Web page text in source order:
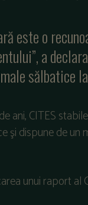
este o
a
sălbatice
ani, CITES
şi dispune de
unui raport al